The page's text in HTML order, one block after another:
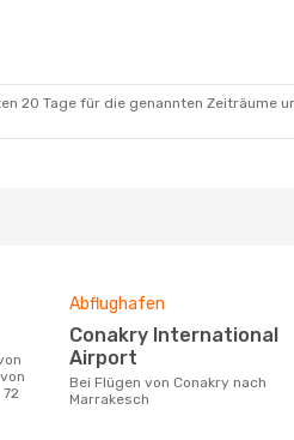
20 Tage für die genannten
Abflughafen
Conakry International
Airport
Bei Flügen von Conakry nach
Marrakesch